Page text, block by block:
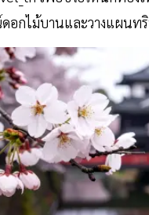
อกไม้บานและวางแผนท